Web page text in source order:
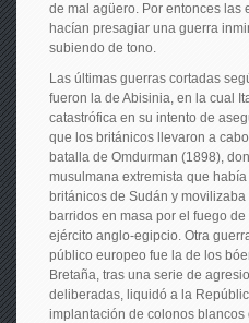
de mal agüero. Por entonces las
hacían presagiar una guerra
subiendo de tono.
Las últimas guerras cortadas
fueron la de Abisinia, en la cual
catastrófica en su intento de
que los británicos llevaron a
batalla de Omdurman (1898),
musulmana extremista que
británicos de Sudán y
barridos en masa por el fuego
ejército anglo-egipcio. Otra
público europeo fue la de los
Bretaña, tras una serie de
deliberadas, liquidó a la
implantación de colonos